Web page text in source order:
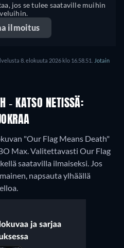
jos se tulee saataville muihin
ilmoitus
8. elokuuta 2026 klo 16.58.51.
Jotain
- KATSO NETISSÄ:
"Our Flag Means Death"
Max.Valitettavasti Our Flag
saatavilla ilmaiseksi. Jos
napsauta ylhäällä